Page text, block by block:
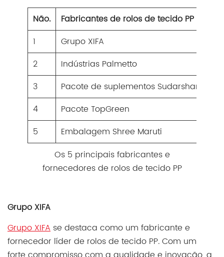
Não. Fabricantes de rolos de tecido PP
1
Grupo XIFA
2
Indústrias Palmetto
3
Pacote de suplementos Sudarshan
4
Pacote TopGreen
5
Embalagem Shree Maruti
Os 5 principais fabricantes e
fornecedores de rolos de tecido PP
Grupo XIFA
Grupo XIFA se destaca como um fabricante e
fornecedor líder de rolos de tecido PP. Com um